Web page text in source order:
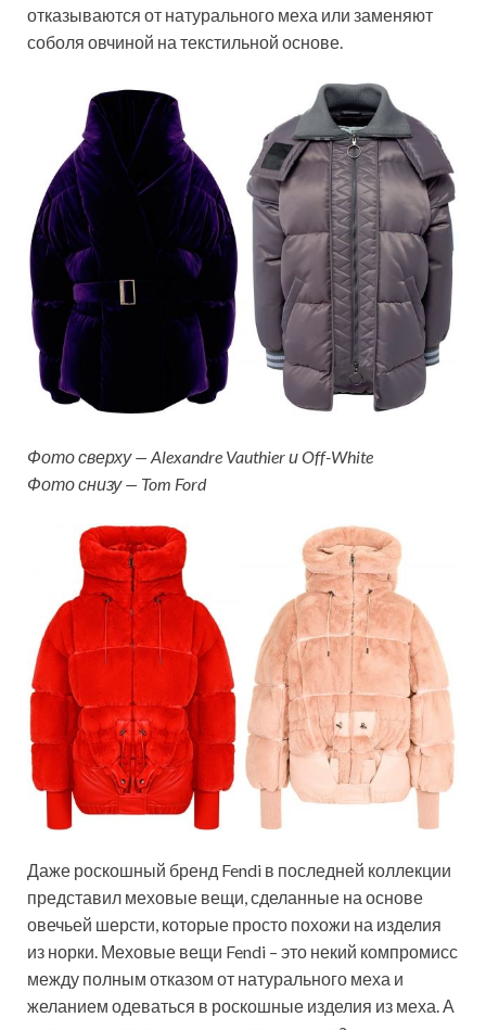
отказываются от натурального меха или заменяют
соболя овчиной на текстильной основе.
Фото сверху — Alexandre Vauthier и Off-White
Фото снизу — Tom Ford
Даже роскошный бренд Fendi в последней коллекции
представил меховые вещи, сделанные на основе
овечьей шерсти, которые просто похожи на изделия
из норки. Меховые вещи Fendi – это некий компромисс
между полным отказом от натурального меха и
желанием одеваться в роскошные изделия из меха. А